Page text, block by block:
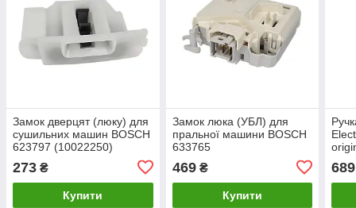
Замок дверцят (люку) для
сушильних машин BOSCH
623797 (10022250)
273 ₴
Купити
Замок люка (УБЛ) для
пральної машини BOSCH
633765
469₴
Купити
689